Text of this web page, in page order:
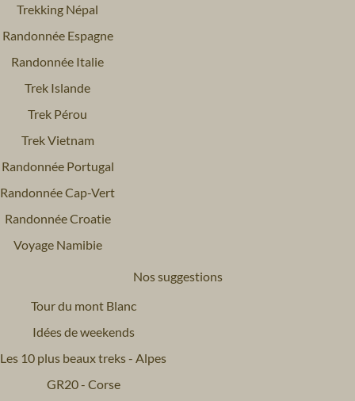
Trekking Népal
Randonnée Espagne
Randonnée Italie
Trek Islande
Trek Pérou
Trek Vietnam
Randonnée Portugal
Randonnée Cap-Vert
Randonnée Croatie
Voyage Namibie
Nos suggestions
Tour du mont Blanc
Idées de weekends
Les 10 plus beaux treks - Alpes
GR20 - Corse